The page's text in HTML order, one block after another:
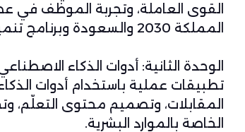
القوى العاملة، وتجربة الموظف في
المملكة 2030 والسعودة وبرنامج تنمية القدرات البشرية.
الوحدة الثانية: أدوات الذكاء
تطبيقات عملية باستخدام أدوات
المقابلات، وتصميم محتوى التعلّم،
الخاصة بالموارد البشرية.